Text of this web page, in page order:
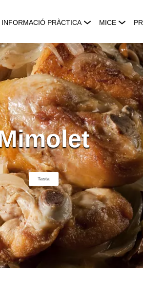
INFORMACIÓ PRÀCTICA MICE
Tasta